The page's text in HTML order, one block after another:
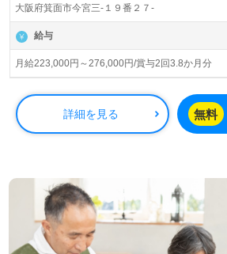
◎一般病棟、回復期リハビリテーショ
病棟を合わせ持つ『ケアミックス型』
看護助手や介護職経験のある方はもち
助手を目指される方も幅広く募集しま
方が活躍中！残業少な目/2交代勤務シ
境面、充実のOJT/研修制度もうれし
に寄り添ったサポートを行いたい』『
を実現したい、施設形態や環境を変え
も大歓迎です。募集詳細等、担当コン
内します。お問い合わせも遠慮なくお
全国の求人ご紹介！医療/福祉業界の正
大阪府箕面市今宮三-１９番２７-
給与
月給223,000円～276,000円/賞与2回3.8か月分
詳細を見る 無料